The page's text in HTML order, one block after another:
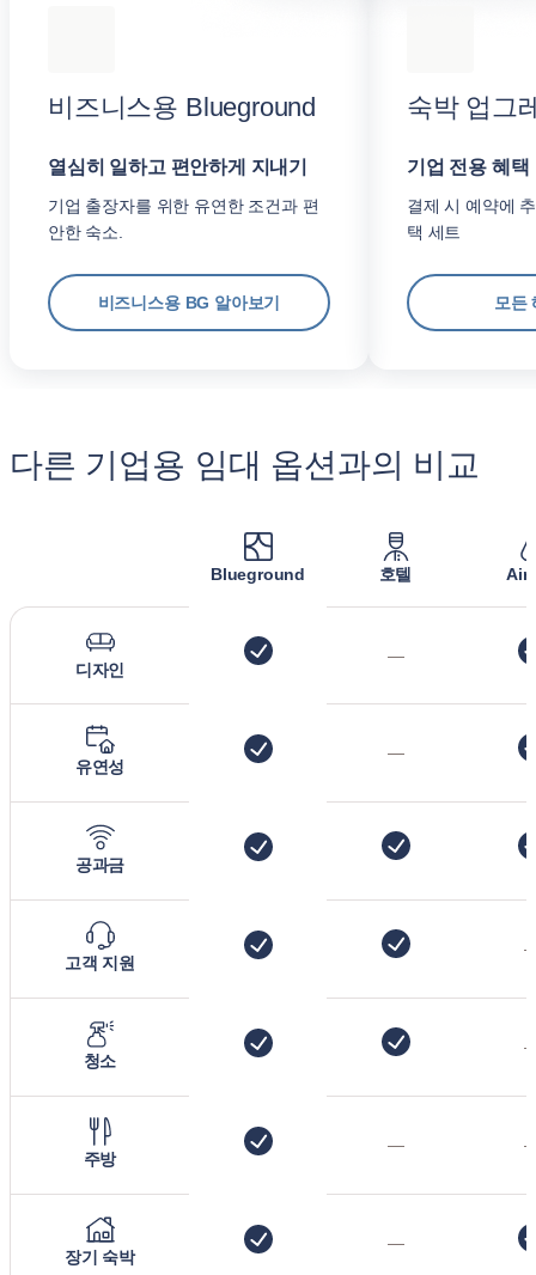
비즈니스용 Blueground
열심히 일하고 편안하게 지내기
기업 출장자를 위한 유연한 조건과 편
안한 숙소.
비즈니스용 BG 알아보기
숙박 업그
기업 전용 혜택
결제 시 예약에
택 세트
모든
다른 기업용 임대 옵션과의 비교
Blueground 호텔
디자인
—
유연성
—
공과금
고객 지원
청소
주방
—
장기 숙박
—